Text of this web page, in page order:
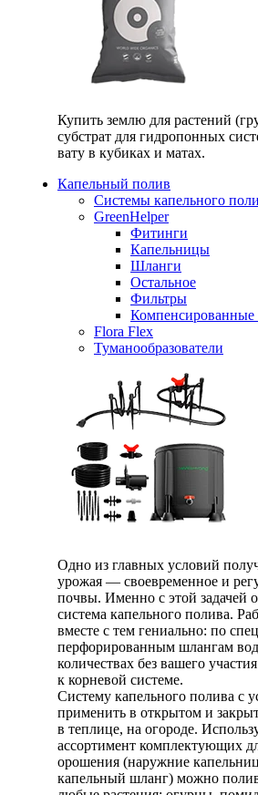
Купить землю для растений
субстрат для гидропонных
вату в кубиках и матах.
Капельный полив
Системы капельного
GreenHelper
Фитинги
Капельницы
Шланги
Остальное
Фильтры
Компенсированные
Flora Flex
Туманообразователи
Одно из главных условий
урожая — своевременное и
почвы. Именно с этой задачей
система капельного полива.
вместе с тем гениально: по
перфорированным шлангам
количествах без вашего
к корневой системе.
Систему капельного полива с
применить в открытом и
в теплице, на огороде.
ассортимент комплектующих
орошения (наружние
капельный шланг) можно